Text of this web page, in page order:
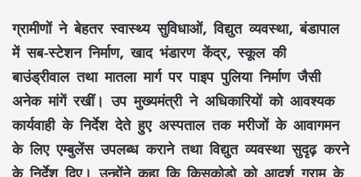
ग्रामीणों नेबेहतर स्वास्थ्य सुविधाओं,विद्युत व्यवस्था,बंडापाल
में सब-स्टेशन निर्माण,खाद भंडारण केंद्र,स्कूल की
बाउंड्रीवालतथामातला मार्ग पर पाइप पुलिया निर्माणजैसी
अनेक मांगें रखीं।उप मुख्यमंत्रीने अधिकारियों को आवश्यक
कार्यवाही के निर्देश देते हुए अस्पताल तक मरीजों के आवागमन
के लिए एम्बुलेंसउपलब्ध कराने तथाविद्युत व्यवस्था सुदृढ़करने